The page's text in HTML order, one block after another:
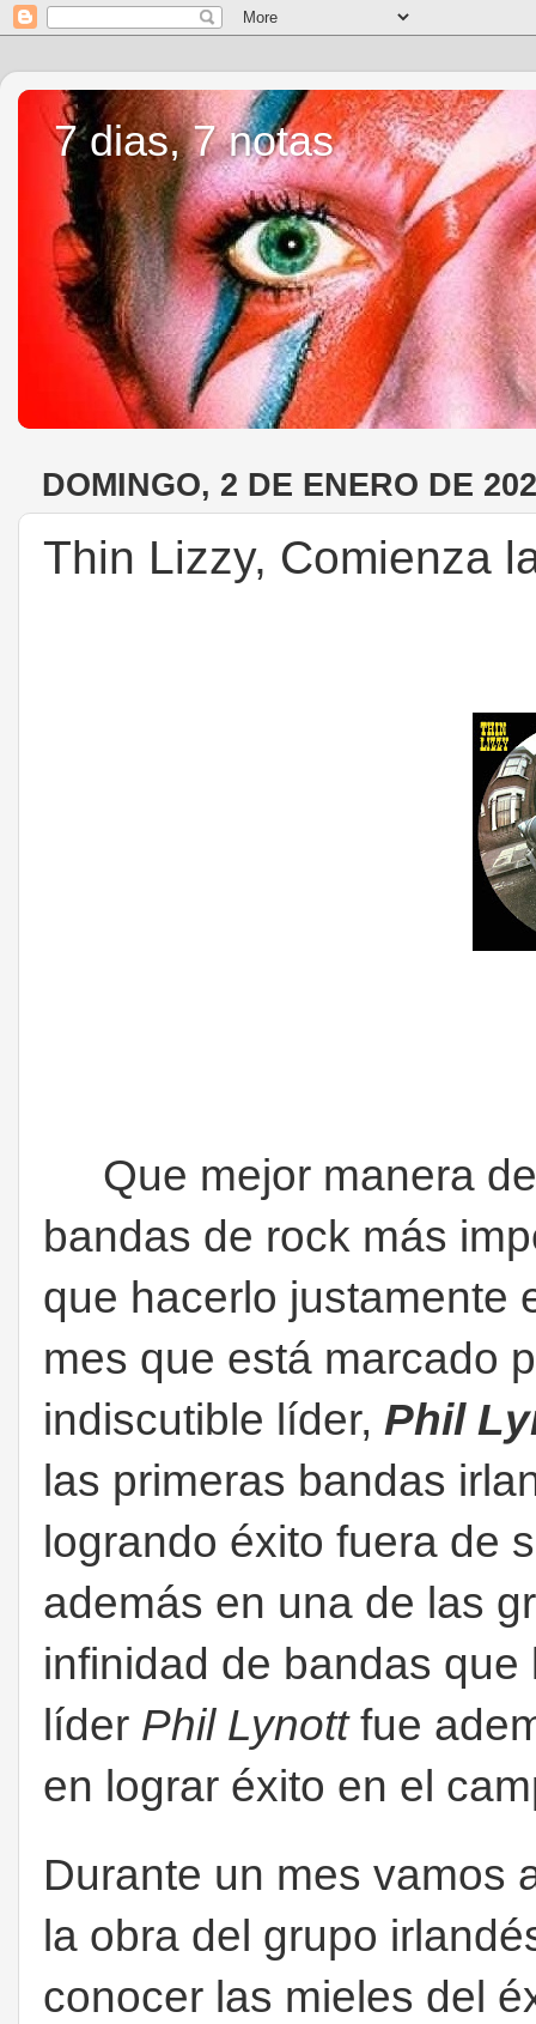
7 dias, 7 notas
DOMINGO, 2 DE ENERO DE
Thin Lizzy, Comienza
Que mejor manera
bandas de rock más
que hacerlo justamente
mes que está marcado
indiscutible líder, Phil
las primeras bandas
logrando éxito fuera de
además en una de las
infinidad de bandas
líder Phil Lynottfue
en lograr éxito en el
Durante un mes vamos
la obra del grupo
conocer las mieles del